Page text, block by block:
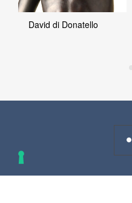
David di Donatello
© 1822 - 2025 Galleria d’Arte